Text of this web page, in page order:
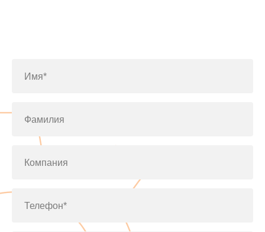
Имя*
Фамилия
Компания
Телефон*